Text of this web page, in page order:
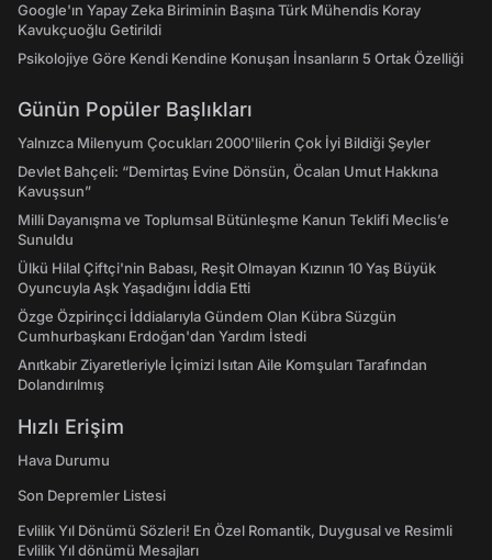
Google'ın Yapay Zeka Biriminin Başına Türk Mühendis Koray
Kavukçuoğlu Getirildi
Psikolojiye Göre Kendi Kendine Konuşan İnsanların 5 Ortak Özelliği
Günün Popüler Başlıkları
Yalnızca Milenyum Çocukları 2000'lilerin Çok İyi Bildiği Şeyler
Devlet Bahçeli: “Demirtaş Evine Dönsün, Öcalan Umut Hakkına
Kavuşsun”
Milli Dayanışma ve Toplumsal Bütünleşme Kanun Teklifi Meclis’e
Sunuldu
Ülkü Hilal Çiftçi'nin Babası, Reşit Olmayan Kızının 10 Yaş Büyük
Oyuncuyla Aşk Yaşadığını İddia Etti
Özge Özpirinçci İddialarıyla Gündem Olan Kübra Süzgün
Cumhurbaşkanı Erdoğan'dan Yardım İstedi
Anıtkabir Ziyaretleriyle İçimizi Isıtan Aile Komşuları Tarafından
Dolandırılmış
Hızlı Erişim
Hava Durumu
Son Depremler Listesi
Evlilik Yıl Dönümü Sözleri! En Özel Romantik, Duygusal ve Resimli
Evlilik Yıl dönümü Mesajları